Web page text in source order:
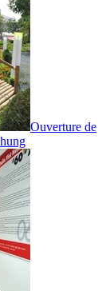
Ouverture de